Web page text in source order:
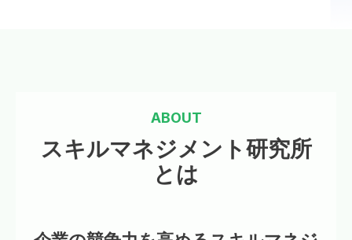
ABOUT
スキルマネジメント研究所
とは